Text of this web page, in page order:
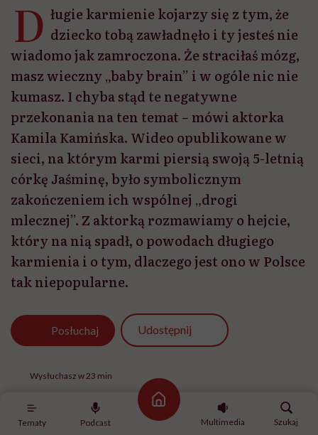
Tematy Podcast
Strona główna
Multimedia
Szukaj
D ługie karmienie kojarzy się z tym, że
dziecko tobą zawładnęło i ty jesteś nie
wiadomo jak zamroczona. Że straciłaś mózg,
masz wieczny „baby brain” i w ogóle nic nie
kumasz. I chyba stąd te negatywne
przekonania na ten temat – mówi aktorka
Kamila Kamińska. Wideo opublikowane w
sieci, na którym karmi piersią swoją 5-letnią
córkę Jaśminę, było symbolicznym
zakończeniem ich wspólnej „drogi
mlecznej”. Z aktorką rozmawiamy o hejcie,
który na nią spadł, o powodach długiego
karmienia i o tym, dlaczego jest ono w Polsce
tak niepopularne.
Posłuchaj Udostępnij
Wysłuchasz w 23 min